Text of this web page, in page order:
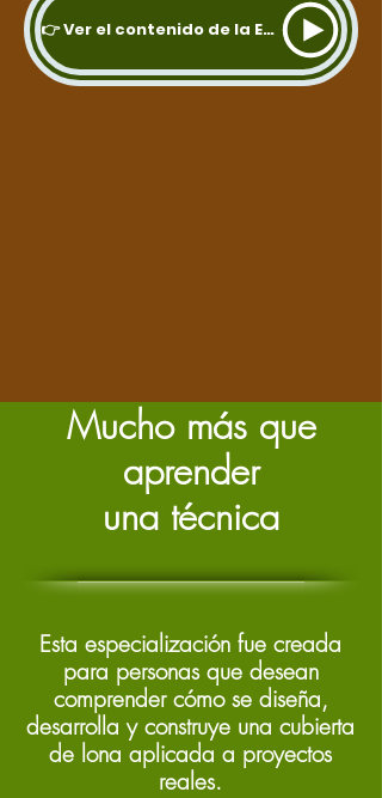
👉 Ver el contenido de la Especializacion
Mucho más que
aprender
una técnica
Esta especialización fue creada
para personas que desean
comprender cómo se diseña,
desarrolla y construye una cubierta
de lona aplicada a proyectos
reales.